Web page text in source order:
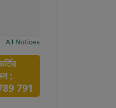
All Notices
:
791